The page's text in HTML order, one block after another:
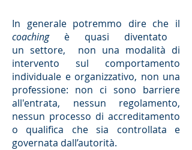
In generale potremmo dire che il
coachingè quasi diventato
un settore, non una modalità di
intervento sul comportamento
individuale e organizzativo, non una
professione: non ci sono barriere
all'entrata, nessun regolamento,
nessun processo di accreditamento
o qualifica che sia controllata e
governata dall’autorità.